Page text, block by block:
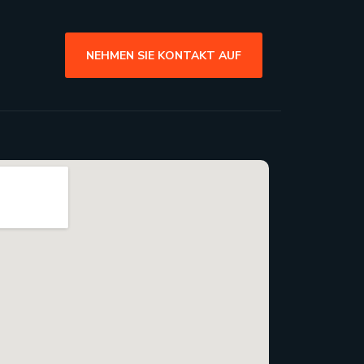
NEHMEN SIE KONTAKT AUF